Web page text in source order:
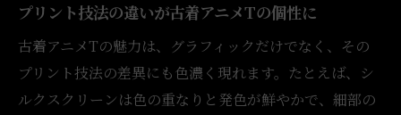
メTの奥行き
プリント技法でわかる古着アニメTの独自性
古着アニメTのプリント技法が個性を決める
理由
プリント技法の違いが古着アニメTの個性に
古着アニメTの魅力は、グラフィックだけでなく、その
プリント技法の差異にも色濃く現れます。たとえば、シ
ルクスクリーンは色の重なりと発色が鮮やかで、細部の